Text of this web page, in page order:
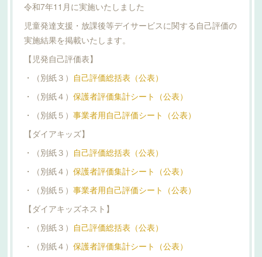
令和7年11月に実施いたしました
児童発達支援・放課後等デイサービスに関する自己評価の
実施結果を掲載いたします。
【児発自己評価表】
・（別紙３） 自己評価総括表（公表）
・（別紙４） 保護者評価集計シート（公表）
・（別紙５） 事業者用自己評価シート（公表）
【ダイアキッズ】
・（別紙３） 自己評価総括表（公表）
・（別紙４） 保護者評価集計シート（公表）
・（別紙５） 事業者用自己評価シート（公表）
【ダイアキッズネスト】
・（別紙３） 自己評価総括表（公表）
・（別紙４） 保護者評価集計シート（公表）